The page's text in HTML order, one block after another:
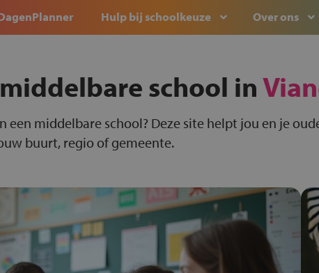
Hulp bij schoolkeuze Over ons
school in
een middelbare school? Deze site helpt jou en je
buurt, regio of gemeente.